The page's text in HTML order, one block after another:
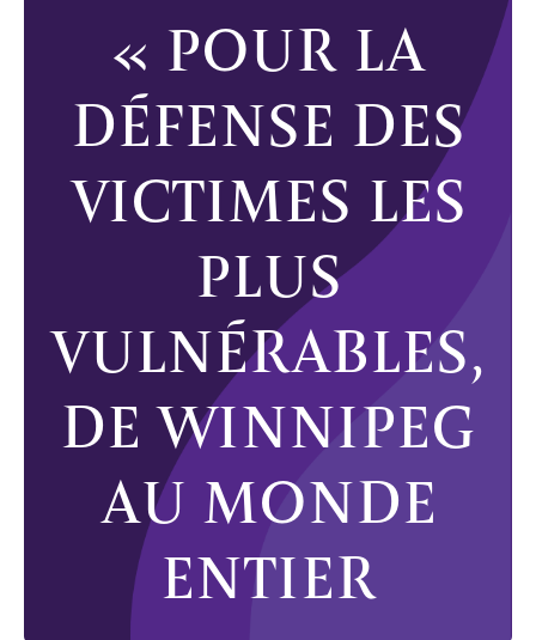
« POUR LA
DÉFENSE DES
VICTIMES LES
PLUS
VULNÉRABLES,
DE WINNIPEG
AU MONDE
ENTIER